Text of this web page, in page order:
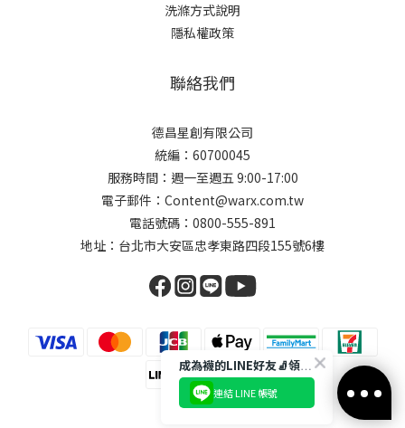
洗滌方式說明
隱私權政策
聯絡我們
德昌星創有限公司
統編：60700045
服務時間：週一至週五 9:00-17:00
電子郵件：Content@warx.com.tw
電話號碼：0800-555-891
地址：台北市大安區忠孝東路四段155號6樓
成為襪的LINE好友🧦領取$50折扣碼
連結 LINE 帳號